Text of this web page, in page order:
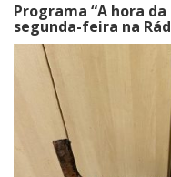
Programa “A hora
segunda-feira na